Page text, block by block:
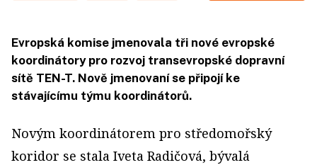
Evropská komise jmenovala tři nové evropské
koordinátory pro rozvoj transevropské dopravní
sítě TEN-T. Nově jmenovaní se připojí ke
stávajícímu týmu koordinátorů.
Novým koordinátorem pro středomořský
koridor se stala Iveta Radičová, bývalá